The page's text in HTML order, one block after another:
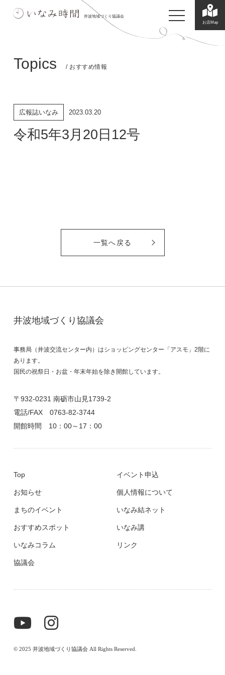
井波地域づくり協議会 toggle navigation
Topics / おすすめ情報
広報誌いなみ 2023.03.20
令和5年3月20日12号
一覧へ戻る
井波地域づくり協議会
事務局（井波交流センター内）はショッピングセンター「アスモ」2階に
あります。
国民の祝祭日・お盆・年末年始を除き開館しています。
〒932-0231 南砺市山見1739-2
電話/FAX 0763-82-3744
開館時間 10：00～17：00
Top
お知らせ
まちのイベント
おすすめスポット
いなみコラム
協議会
イベント申込
個人情報について
いなみ結ネット
いなみ講
リンク
© 2025 井波地域づくり協議会 All Rights Reserved.
お店Map